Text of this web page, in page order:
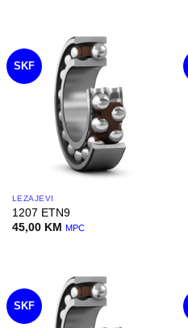
SKF
LEŽAJEVI
1207 ETN9
45,00 KM MPC
SKF